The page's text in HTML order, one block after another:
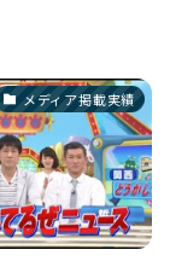
メディア掲載実績